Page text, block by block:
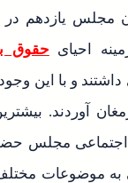
مجلس یازدهم
احیای حقوق
و با این
آوردند.
اجتماعی مجلس
به موضوعات